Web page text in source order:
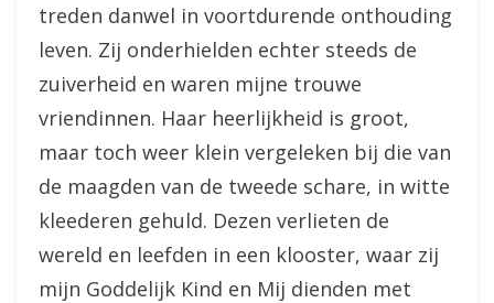
treden danwel in voortdurende onthouding
leven. Zij onderhielden echter steeds de
zuiverheid en waren mijne trouwe
vriendinnen. Haar heerlijkheid is groot,
maar toch weer klein vergeleken bij die van
de maagden van de tweede schare, in witte
kleederen gehuld. Dezen verlieten de
wereld en leefden in een klooster, waar zij
mijn Goddelijk Kind en Mij dienden met